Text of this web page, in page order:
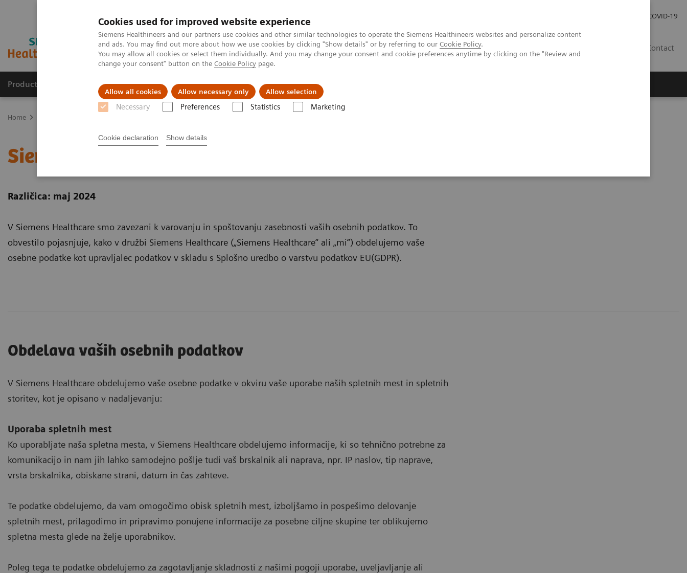
Cookies used for improved website experience
Siemens Healthineers and our partners use cookies and other similar technologies to operate the Siemens Healthineers websites and personalize content
and ads. You may find out more about how we use cookies by clicking "Show details" or by referring to our Cookie Policy.
You may allow all cookies or select them individually. And you may change your consent and cookie preferences anytime by clicking on the "Review and
change your consent" button on the Cookie Policy page.
Allow all cookies Allow necessary only Allow selection
Necessary Preferences Statistics Marketing
Cookie declaration Show details
COVID-19
Contact
Products & Services Clinical Fields Support & Documentation
Home
Siemens Healthineers Privacy Notice
Različica: maj 2024
V Siemens Healthcare smo zavezani k varovanju in spoštovanju zasebnosti vaših osebnih podatkov. To
obvestilo pojasnjuje, kako v družbi Siemens Healthcare („Siemens Healthcare“ ali „mi“) obdelujemo vaše
osebne podatke kot upravljalec podatkov v skladu s Splošno uredbo o varstvu podatkov EU(GDPR).
Obdelava vaših osebnih podatkov
V Siemens Healthcare obdelujemo vaše osebne podatke v okviru vaše uporabe naših spletnih mest in spletnih
storitev, kot je opisano v nadaljevanju:
Uporaba spletnih mest
Ko uporabljate naša spletna mesta, v Siemens Healthcare obdelujemo informacije, ki so tehnično potrebne za
komunikacijo in nam jih lahko samodejno pošlje tudi vaš brskalnik ali naprava, npr. IP naslov, tip naprave,
vrsta brskalnika, obiskane strani, datum in čas zahteve.
Te podatke obdelujemo, da vam omogočimo obisk spletnih mest, izboljšamo in pospešimo delovanje
spletnih mest, prilagodimo in pripravimo ponujene informacije za posebne ciljne skupine ter oblikujemo
spletna mesta glede na želje uporabnikov.
Poleg tega te podatke obdelujemo za zagotavljanje skladnosti z našimi pogoji uporabe, uveljavljanje ali